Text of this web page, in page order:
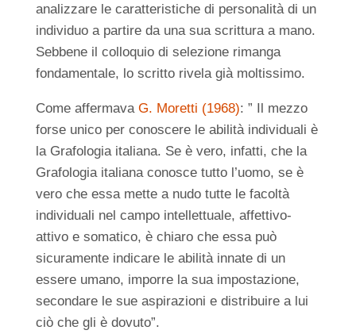
analizzare le caratteristiche di personalità di un
individuo a partire da una sua scrittura a mano.
Sebbene il colloquio di selezione rimanga
fondamentale, lo scritto rivela già moltissimo.
Come affermava G. Moretti (1968): ” Il mezzo
forse unico per conoscere le abilità individuali è
la Grafologia italiana. Se è vero, infatti, che la
Grafologia italiana conosce tutto l’uomo, se è
vero che essa mette a nudo tutte le facoltà
individuali nel campo intellettuale, affettivo-
attivo e somatico, è chiaro che essa può
sicuramente indicare le abilità innate di un
essere umano, imporre la sua impostazione,
secondare le sue aspirazioni e distribuire a lui
ciò che gli è dovuto”.